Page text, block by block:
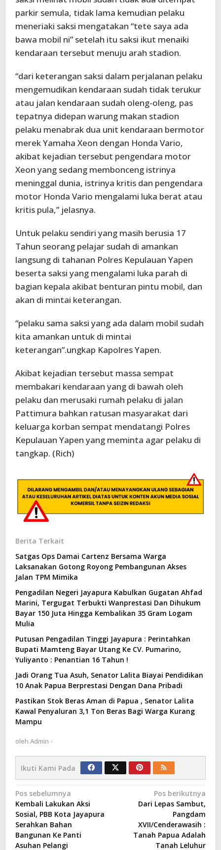
parkir semula, tidak lama kemudian pelaku
meneriaki saksi mengatakan “tete saya ada
bawa mobil ni” setelah itu saksi ikut menaiki
kendaraan tersebut menuju arah stadion.
“dari keterangan saksi dalam perjalanan pelaku
mengemudikan kendaraan sudah tidak terukur
atau jalan kendaraan sudah oleng-oleng, pas
tepatnya didepan warung makan stadion
pelaku menabrak dua unit kendaraan bermotor
merek Yamaha Xeon dengan Honda Vario,
akibat kejadian tersebut pengendara motor
Xeon yang sedang membonceng istrinya
meninggal dunia, istrinya kritis dan pengendara
motor Honda Vario mengalami luka berat atau
kritis pula,” jelasnya.
Untuk pelaku sendiri yang masih berusia 17
Tahun seorang pelajar sudah di amankan
langsung di tahanan Polres Kepulauan Yapen
beserta saksi yang mengalami luka parah di
bagian kepala akibat benturan pintu mobil, dan
akan di mintai keterangan.
“pelaku sama saksi yang ada dalam mobil sudah
kita amankan untuk di mintai
keterangan”.ungkap Kapolres Yapen.
Akibat kejadian tersebut massa sempat
membakari kendaraan yang di bawah oleh
pelaku dan merusaki rumah pelaku di jalan
Pattimura bahkan ratusan masyarakat dari
keluarga korban sempat mendatangi Polres
Kepulauan Yapen yang meminta agar pelaku di
tangkap. (Rich)
Berita Terkait
Satgas Ops Damai Cartenz Bersama Warga
Laksanakan Gotong Royong Pembangunan Akses
Jalan TPM Mimika
Pengadilan Negeri Jayapura Kabulkan Gugatan Ahfad
Marini, Tergugat Terbukti Wanprestasi Dan Dihukum
Bayar 150 Juta Hingga Kembalikan 35 Gram Logam
Mulia
Putusan Pengadilan Tinggi Jayapura : Perintahkan
Bupati Mamteng Bayar Utang Ke CV. Pumarino,
Yuliyanto : Penantian 16 Tahun !
Jadi Orang Tua Asuh, Senator Lalita Biayai Pendidikan
10 Anak Papua Berprestasi Dengan Dana Pribadi
Pastikan Stok Beras Aman di Papua , Senator Lalita
Kawal Penyaluran 3,1 Ton Beras Bagi Warga Kurang
Mampu
oleh Admin -
Ikuti Kami Pada
Navigasi
pos
Pos sebelumnya
Kembali Lakukan Aksi
Sosial, PBB Kota Jayapura
Serahkan Bahan
Bangunan Ke Panti
Asuhan Pelangi
Pos berikutnya
Dari Lepas Sambut,
Pangdam
XVII/Cenderawasih :
Tanah Papua Adalah
Tanah Leluhur